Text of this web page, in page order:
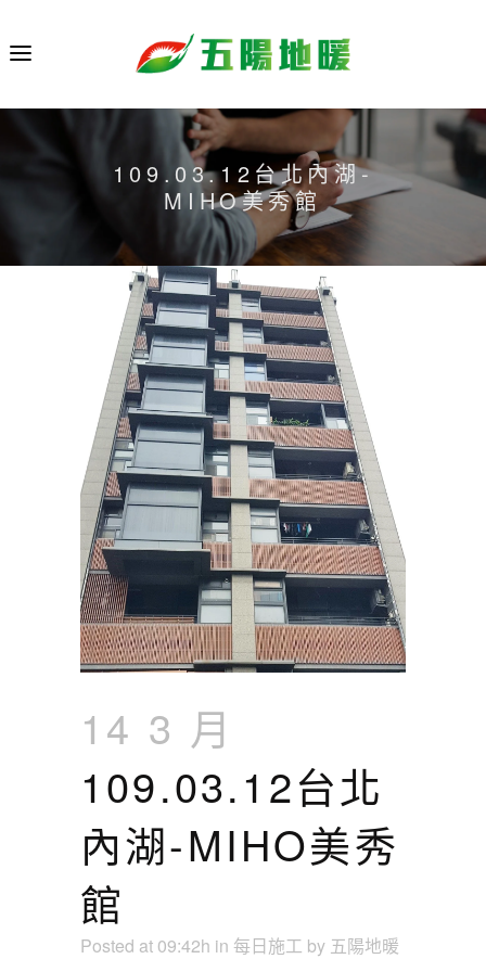
109.03.12台北內湖-
MIHO美秀館
14 3 月
109.03.12台北
內湖-MIHO美秀
館
Posted at 09:42h in 每日施工 by 五陽地暖